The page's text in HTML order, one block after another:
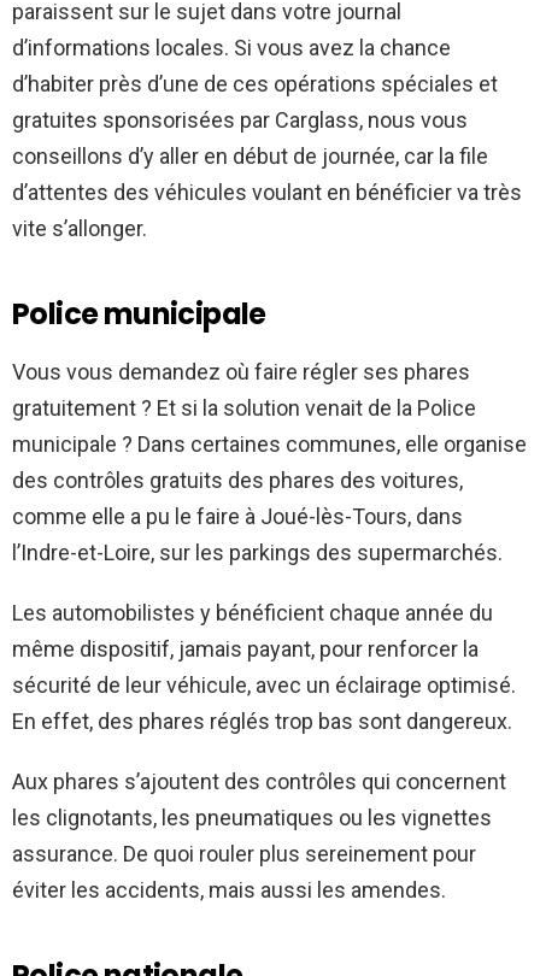
paraissent sur le sujet dans votre journal
d’informations locales. Si vous avez la chance
d’habiter près d’une de ces opérations spéciales et
gratuites sponsorisées par Carglass, nous vous
conseillons d’y aller en début de journée, car la file
d’attentes des véhicules voulant en bénéficier va très
vite s’allonger.
Police municipale
Vous vous demandez où faire régler ses phares
gratuitement ? Et si la solution venait de la Police
municipale ? Dans certaines communes, elle organise
des contrôles gratuits des phares des voitures,
comme elle a pu le faire à Joué-lès-Tours, dans
l’Indre-et-Loire, sur les parkings des supermarchés.
Les automobilistes y bénéficient chaque année du
même dispositif, jamais payant, pour renforcer la
sécurité de leur véhicule, avec un éclairage optimisé.
En effet, des phares réglés trop bas sont dangereux.
Aux phares s’ajoutent des contrôles qui concernent
les clignotants, les pneumatiques ou les vignettes
assurance. De quoi rouler plus sereinement pour
éviter les accidents, mais aussi les amendes.